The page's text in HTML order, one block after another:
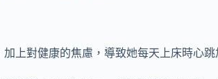
上對健康的焦慮，導致她每天上床時心